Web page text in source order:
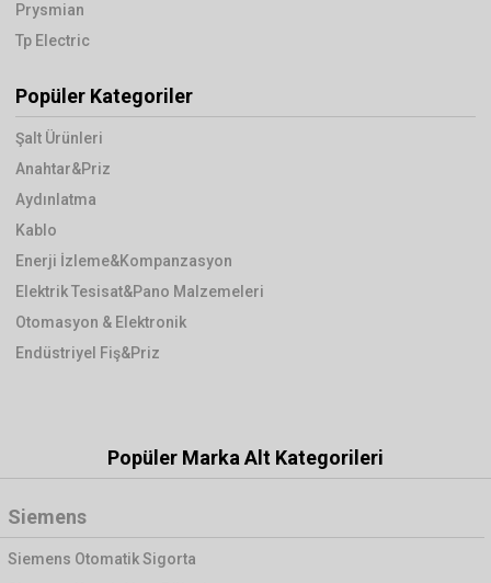
Prysmian
Tp Electric
Popüler Kategoriler
Şalt Ürünleri
Anahtar&Priz
Aydınlatma
Kablo
Enerji İzleme&Kompanzasyon
Elektrik Tesisat&Pano Malzemeleri
Otomasyon & Elektronik
Endüstriyel Fiş&Priz
Popüler Marka Alt Kategorileri
Siemens
Siemens Otomatik Sigorta